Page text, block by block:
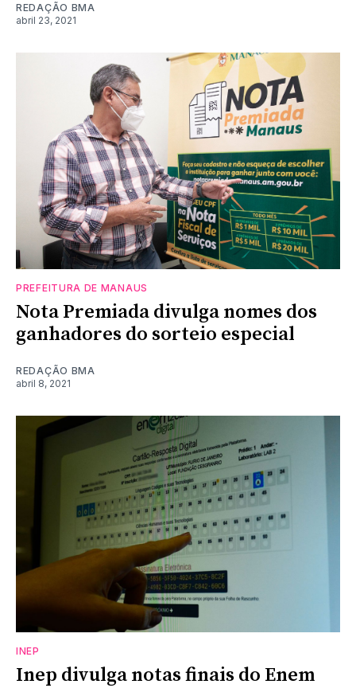
REDAÇÃO BMA
abril 23, 2021
PREFEITURA DE MANAUS
Nota Premiada divulga nomes dos
ganhadores do sorteio especial
REDAÇÃO BMA
abril 8, 2021
INEP
Inep divulga notas finais do Enem